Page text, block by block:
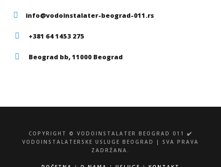
info@vodoinstalater-beograd-011.rs
+381 64 1453 275
Beograd bb, 11000 Beograd
COPYRIGHT © VODOINSTALATER BEOGRAD 011 ✔️
VODOINSTALATERSKE USLUGE BEOGRAD | SVA PRAVA
ZADRŽANA.